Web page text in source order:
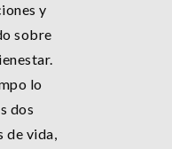
y
sobre
lo
dos
de vida,